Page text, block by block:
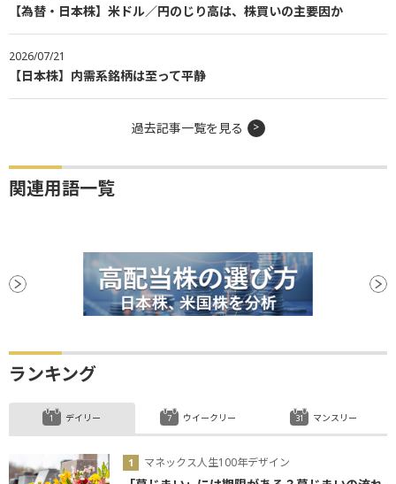
【為替・日本株】米ドル／円のじり高は、株買いの主要因か
2026/07/21
【日本株】内需系銘柄は至って平静
過去記事一覧を見る
関連用語一覧
ランキング
デイリー
マネックス人生100年デザイン
ウイークリー マンスリー